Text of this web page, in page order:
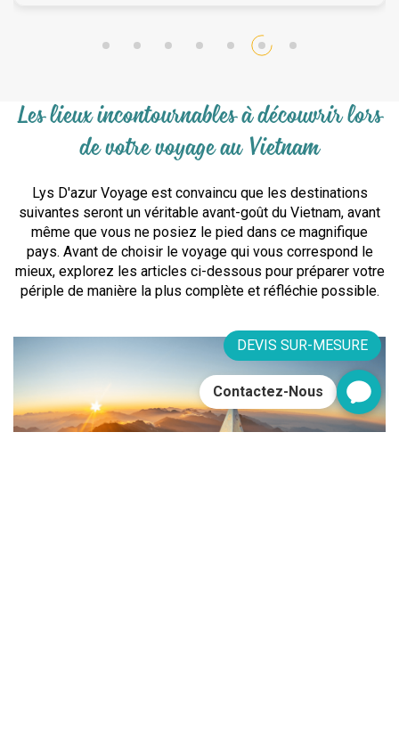
Les lieux incontournables à découvrir lors
de votre voyage au Vietnam
Lys D'azur Voyage est convaincu que les destinations
suivantes seront un véritable avant-goût du Vietnam, avant
même que vous ne posiez le pied dans ce magnifique
pays. Avant de choisir le voyage qui vous correspond le
mieux, explorez les articles ci-dessous pour préparer votre
périple de manière la plus complète et réfléchie possible.
DEVIS SUR-MESURE
Contactez-Nous